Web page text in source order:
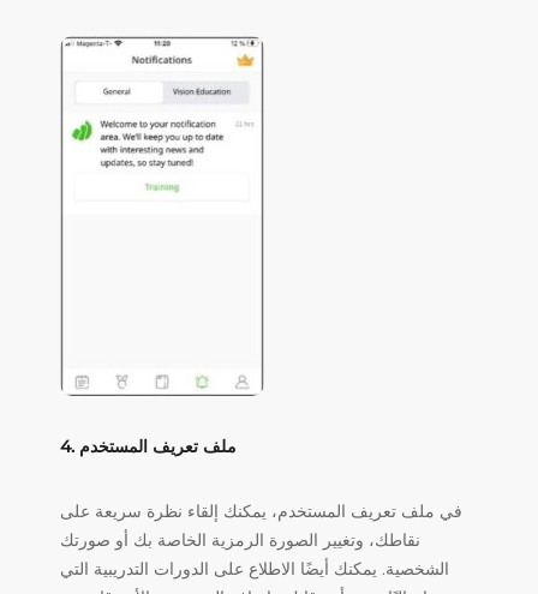
4. ملف تعريف المستخدم
في ملف تعريف المستخدم، يمكنك إلقاء نظرة سريعة على
نقاطك، وتغيير الصورة الرمزية الخاصة بك أو صورتك
الشخصية. يمكنك أيضًا الاطلاع على الدورات التدريبية التي